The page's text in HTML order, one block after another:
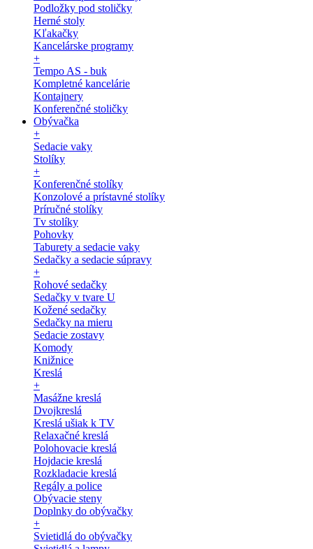
Podložky pod stoličky
Herné stoly
Kľakačky
Kancelárske programy
+
Tempo AS - buk
Kompletné kancelárie
Kontajnery
Konferenčné stoličky
Obývačka
+
Sedacie vaky
Stolíky
+
Konferenčné stolíky
Konzolové a prístavné stolíky
Príručné stolíky
Tv stolíky
Pohovky
Taburety a sedacie vaky
Sedačky a sedacie súpravy
+
Rohové sedačky
Sedačky v tvare U
Kožené sedačky
Sedačky na mieru
Sedacie zostavy
Komody
Knižnice
Kreslá
+
Masážne kreslá
Dvojkreslá
Kreslá ušiak k TV
Relaxačné kreslá
Polohovacie kreslá
Hojdacie kreslá
Rozkladacie kreslá
Regály a police
Obývacie steny
Doplnky do obývačky
+
Svietidlá do obývačky